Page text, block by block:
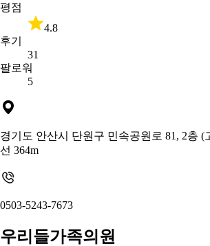
평점
4.8
후기
31
팔로워
5
경기도 안산시 단원구 민속공원로 81, 2층 (
선 364m
0503-5243-7673
우리들가족의원